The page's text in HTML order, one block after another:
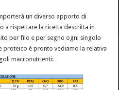
un diverso apporto di
a rispettare la ricetta descritta in
per filo e per segno ogni singolo
proteico è pronto vediamo la relativa
macronutrienti: